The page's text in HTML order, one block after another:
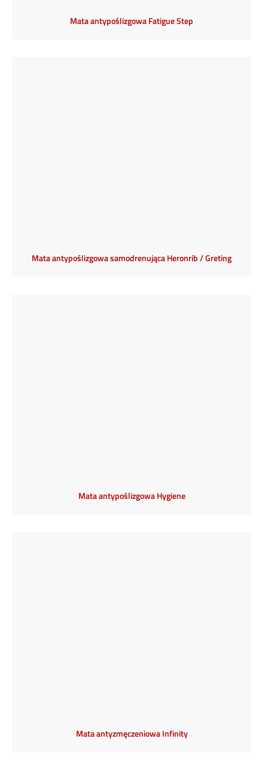
Mata antypoślizgowa Fatigue Step
Mata antypoślizgowa samodrenująca Heronrib / Greting
Mata antypoślizgowa Hygiene
Mata antyzmęczeniowa Infinity